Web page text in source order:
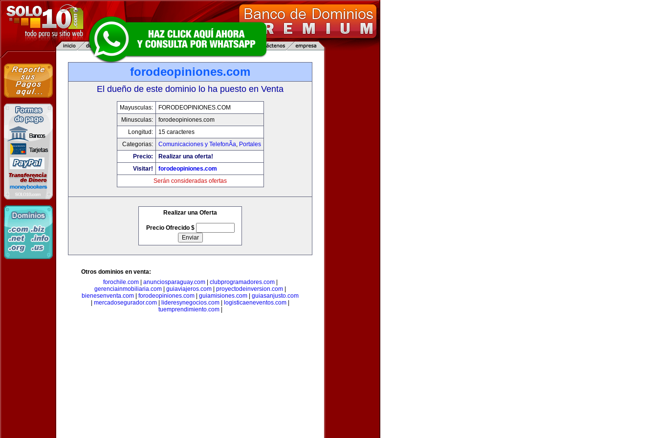
forodeopiniones.com
El dueño de este dominio lo ha puesto en Venta
Mayusculas:
FORODEOPINIONES.COM
Minusculas:
forodeopiniones.com
Longitud:
15 caracteres
Categorias:
Comunicaciones y TelefonÃ­a, Portales
Precio:
Realizar una oferta!
Visitar!
forodeopiniones.com
Serán consideradas ofertas
Realizar una Oferta
Precio Ofrecido $
Otros dominios en venta:
forochile.com| anunciosparaguay.com| clubprogramadores.com|
gerenciainmobiliaria.com
guiaviajeros.com proyectodeinversion.com
bienesenventa.com
forodeopiniones.com guiamisiones.com
guiasanjusto.com
mercadosegurador.com lideresynegocios.com logisticaeneventos.com
tuemprendimiento.com|